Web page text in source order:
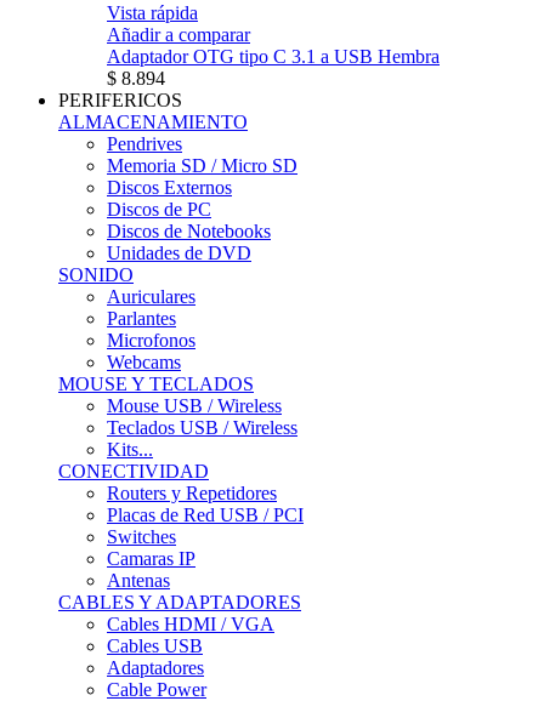
Vista rápida
Añadir a comparar
Adaptador OTG tipo C 3.1 a USB Hembra
$ 8.894
PERIFERICOS
ALMACENAMIENTO
Pendrives
Memoria SD / Micro SD
Discos Externos
Discos de PC
Discos de Notebooks
Unidades de DVD
SONIDO
Auriculares
Parlantes
Microfonos
Webcams
MOUSE Y TECLADOS
Mouse USB / Wireless
Teclados USB / Wireless
Kits...
CONECTIVIDAD
Routers y Repetidores
Placas de Red USB / PCI
Switches
Camaras IP
Antenas
CABLES Y ADAPTADORES
Cables HDMI / VGA
Cables USB
Adaptadores
Cable Power